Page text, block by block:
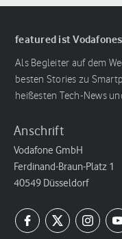
featured ist
Als Begleiter auf dem
besten Stories zu
heißesten Tech-News
Anschrift
Vodafone GmbH
Ferdinand-Braun-Platz 1
40549 Düsseldorf